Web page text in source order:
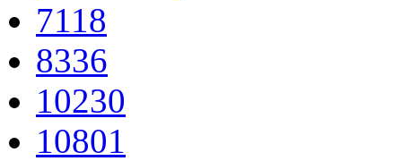
7118
8336
10230
10801